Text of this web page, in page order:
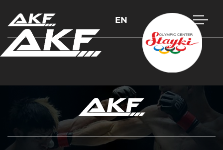
EN
Нажмите Enter для поиска или Esc, чтобы закрыть